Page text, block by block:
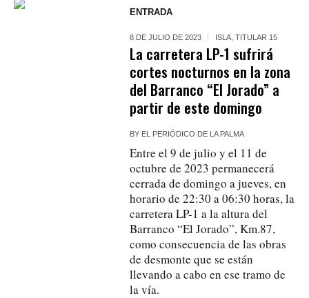
ENTRADA
8 DE JULIO DE 2023 ISLA ,TITULAR 15
La carretera LP-1 sufrirá
cortes nocturnos en la zona
del Barranco “El Jorado” a
partir de este domingo
BY EL PERIÓDICO DE LA PALMA
Entre el 9 de julio y el 11 de
octubre de 2023 permanecerá
cerrada de domingo a jueves, en
horario de 22:30 a 06:30 horas, la
carretera LP-1 a la altura del
Barranco “El Jorado”, Km.87,
como consecuencia de las obras
de desmonte que se están
llevando a cabo en ese tramo de
la vía.